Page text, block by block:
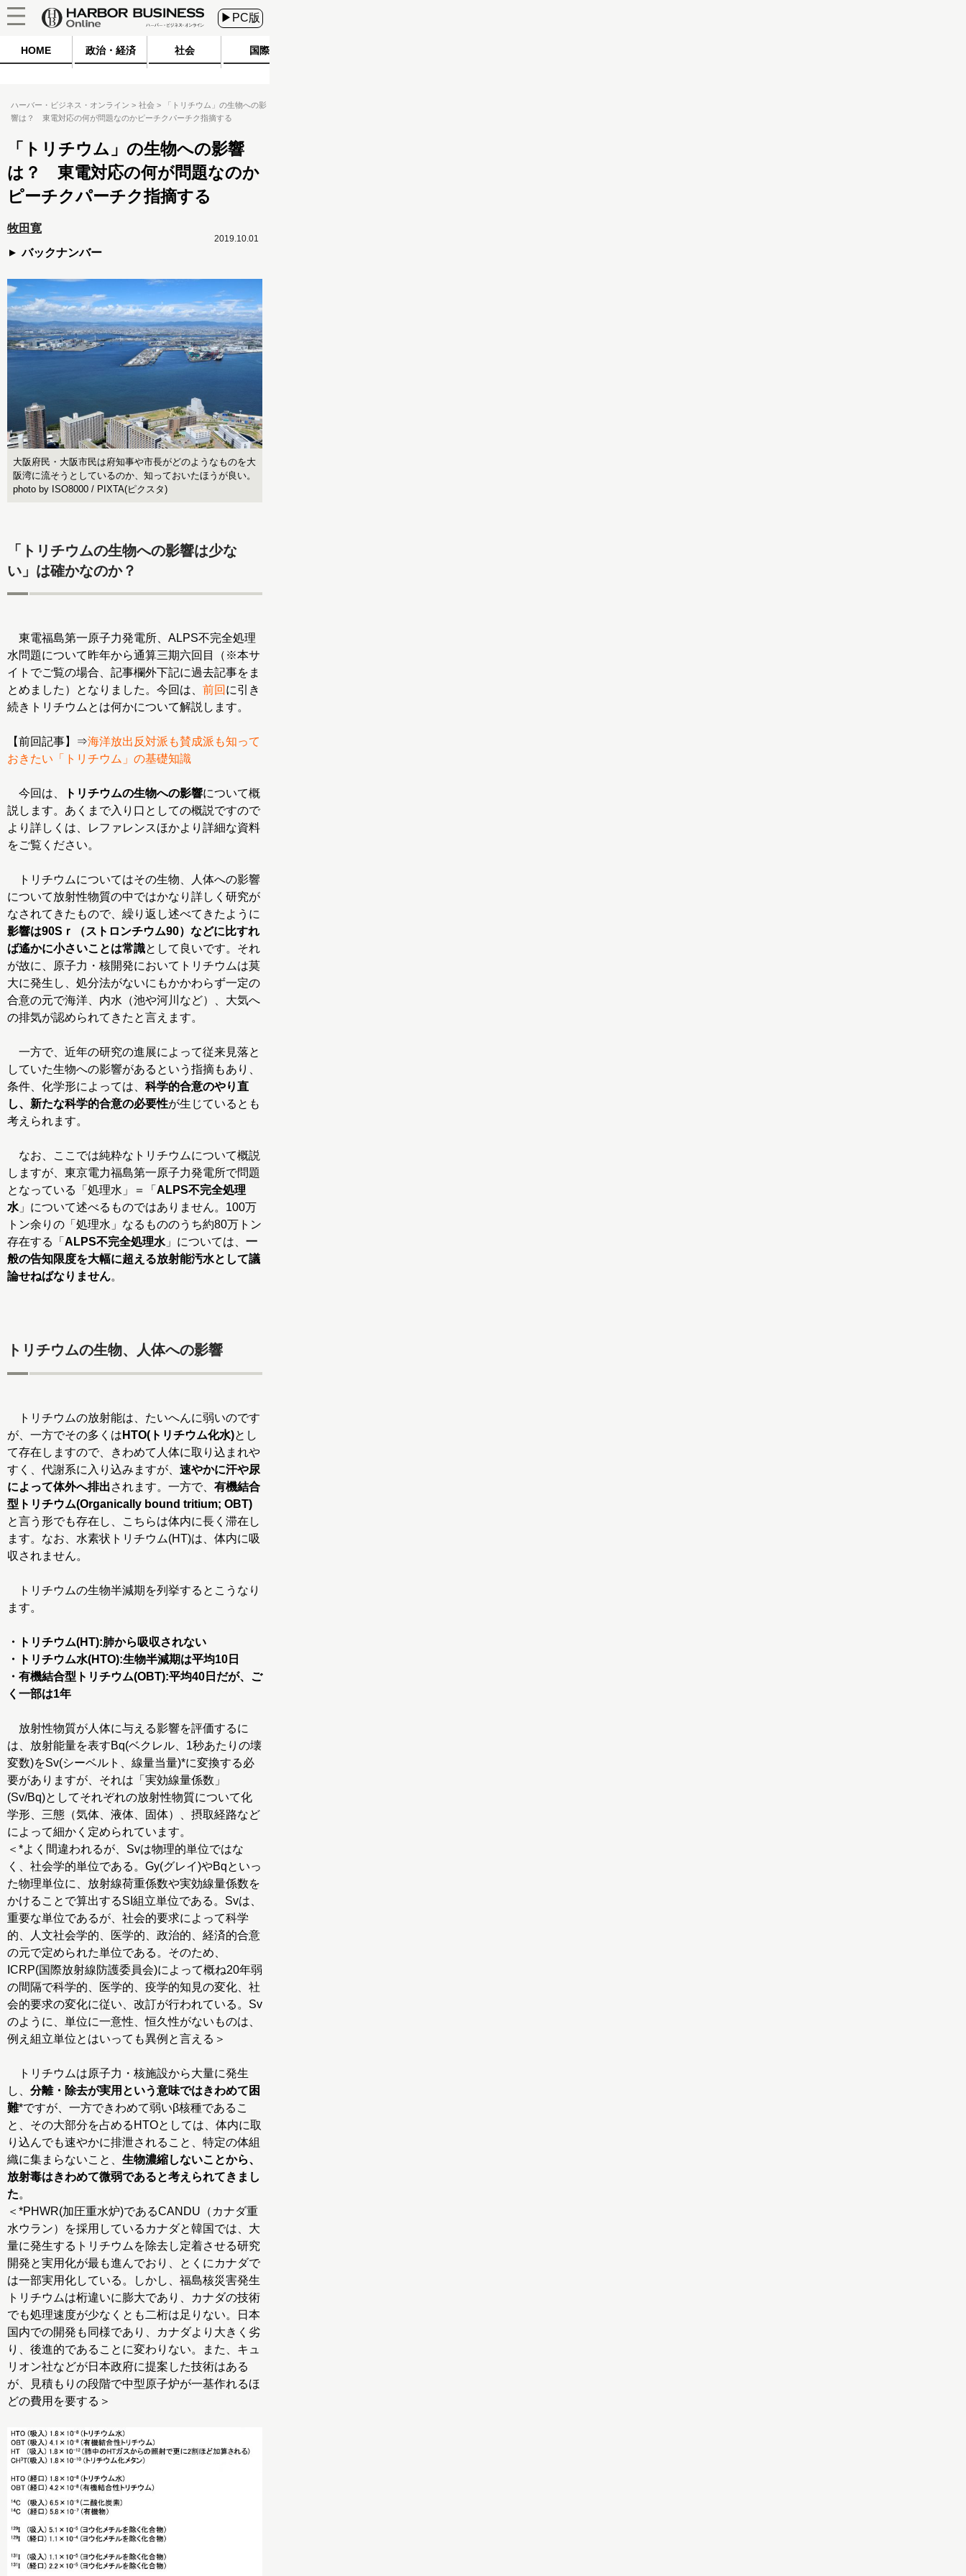
▶PC版
HOME 政治・経済 社会 国際
ハーバー・ビジネス・オンライン 社会
「トリチウム」の生物への影
響は？ 東電対応の何が問題なのかピーチクパーチク指摘する
「トリチウム」の生物への影響
は？ 東電対応の何が問題なのか
ピーチクパーチク指摘する
牧田寛
バックナンバー
2019.10.01
大阪府民・大阪市民は府知事や市長がどのようなものを大
阪湾に流そうとしているのか、知っておいたほうが良い。
photo by ISO8000 / PIXTA(ピクスタ)
「トリチウムの生物への影響は少な
い」は確かなのか？
東電福島第一原子力発電所、ALPS不完全処理
水問題について昨年から通算三期六回目（※本サ
イトでご覧の場合、記事欄外下記に過去記事をま
とめました）となりました。今回は、 前回 に引き
続きトリチウムとは何かについて解説します。
【前回記事】⇒海洋放出反対派も賛成派も知って
おきたい「トリチウム」の基礎知識
今回は、 トリチウムの生物への影響について概
説します。あくまで入り口としての概説ですので
より詳しくは、レファレンスほかより詳細な資料
をご覧ください。
トリチウムについてはその生物、人体への影響
について放射性物質の中ではかなり詳しく研究が
なされてきたもので、繰り返し述べてきたように
影響は90Sｒ（ストロンチウム90）などに比すれ
ば遙かに小さいことは常識として良いです。それ
が故に、原子力・核開発においてトリチウムは莫
大に発生し、処分法がないにもかかわらず一定の
合意の元で海洋、内水（池や河川など）、大気へ
の排気が認められてきたと言えます。
一方で、近年の研究の進展によって従来見落と
していた生物への影響があるという指摘もあり、
条件、化学形によっては、 科学的合意のやり直
し、新たな科学的合意の必要性が生じているとも
考えられます。
なお、ここでは純粋なトリチウムについて概説
しますが、東京電力福島第一原子力発電所で問題
となっている「処理水」＝「 ALPS不完全処理
水 」について述べるものではありません。100万
トン余りの「処理水」なるもののうち約80万トン
存在する「 ALPS不完全処理水 」については、 一
般の告知限度を大幅に超える放射能汚水として議
論せねばなりません。
トリチウムの生物、人体への影響
トリチウムの放射能は、たいへんに弱いのです
が、一方でその多くは HTO(トリチウム化水)とし
て存在しますので、きわめて人体に取り込まれや
すく、代謝系に入り込みますが、 速やかに汗や尿
によって体外へ排出されます。一方で、 有機結合
型トリチウム(Organically bound tritium; OBT)
と言う形でも存在し、こちらは体内に長く滞在し
ます。なお、水素状トリチウム(HT)は、体内に吸
収されません。
トリチウムの生物半減期を列挙するとこうなり
ます。
・トリチウム(HT):肺から吸収されない
・トリチウム水(HTO):生物半減期は平均10日
・有機結合型トリチウム(OBT):平均40日だが、ご
く一部は1年
放射性物質が人体に与える影響を評価するに
は、放射能量を表すBq(ベクレル、1秒あたりの壊
変数)をSv(シーベルト、線量当量)*に変換する必
要がありますが、それは「実効線量係数」
(Sv/Bq)としてそれぞれの放射性物質について化
学形、三態（気体、液体、固体）、摂取経路など
によって細かく定められています。
＜*よく間違われるが、Svは物理的単位ではな
く、社会学的単位である。Gy(グレイ)やBqといっ
た物理単位に、放射線荷重係数や実効線量係数を
かけることで算出するSI組立単位である。Svは、
重要な単位であるが、社会的要求によって科学
的、人文社会学的、医学的、政治的、経済的合意
の元で定められた単位である。そのため、
ICRP(国際放射線防護委員会)によって概ね20年弱
の間隔で科学的、医学的、疫学的知見の変化、社
会的要求の変化に従い、改訂が行われている。Sv
のように、単位に一意性、恒久性がないものは、
例え組立単位とはいっても異例と言える＞
トリチウムは原子力・核施設から大量に発生
し、 分離・除去が実用という意味ではきわめて困
難*ですが、一方できわめて弱いβ核種であるこ
と、その大部分を占めるHTOとしては、体内に取
り込んでも速やかに排泄されること、特定の体組
織に集まらないこと、 生物濃縮しないことから、
放射毒はきわめて微弱であると考えられてきまし
た。
＜*PHWR(加圧重水炉)であるCANDU（カナダ重
水ウラン）を採用しているカナダと韓国では、大
量に発生するトリチウムを除去し定着させる研究
開発と実用化が最も進んでおり、とくにカナダで
は一部実用化している。しかし、福島核災害発生
トリチウムは桁違いに膨大であり、カナダの技術
でも処理速度が少なくとも二桁は足りない。日本
国内での開発も同様であり、カナダより大きく劣
り、後進的であることに変わりない。また、キュ
リオン社などが日本政府に提案した技術はある
が、見積もりの段階で中型原子炉が一基作れるほ
どの費用を要する＞